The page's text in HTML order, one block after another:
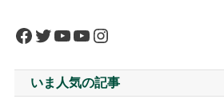
Facebook
Twitter
YouTube
YouTube
Instagram
いま人気の記事